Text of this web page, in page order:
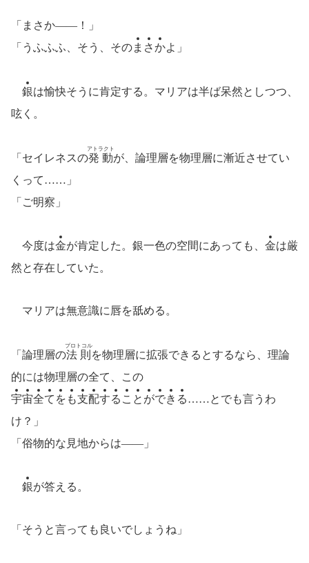
「まさか――！」
「うふふふ、そう、そのま さかよ」
銀は愉快そうに肯定する。マリアは半ば呆然としつつ、
呟く。
「セイレネスの発動
アトラクト
が、論理層を物理層に漸近させてい
くって……」
「ご明察」
今度は金が肯定した。銀一色の空間にあっても、 金は厳
然と存在していた。
マリアは無意識に唇を舐める。
「論理層の法則
プロトコル
を物理層に拡張できるとするなら、理論
的には物理層の全て、この
宇宙全て を も支配する こ と ができ る……とでも言うわ
け？」
「俗物的な見地からは――」
銀が答える。
「そうと言っても良いでしょうね」